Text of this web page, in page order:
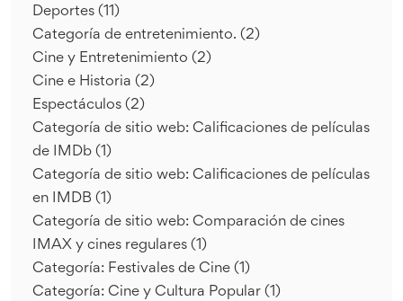
Deportes (11)
Categoría de entretenimiento. (2)
Cine y Entretenimiento (2)
Cine e Historia (2)
Espectáculos (2)
Categoría de sitio web: Calificaciones de películas
de IMDb (1)
Categoría de sitio web: Calificaciones de películas
en IMDB (1)
Categoría de sitio web: Comparación de cines
IMAX y cines regulares (1)
Categoría: Festivales de Cine (1)
Categoría: Cine y Cultura Popular (1)